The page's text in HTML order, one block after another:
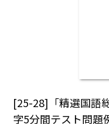
[25-28]「精選国語
字5分間テスト問題